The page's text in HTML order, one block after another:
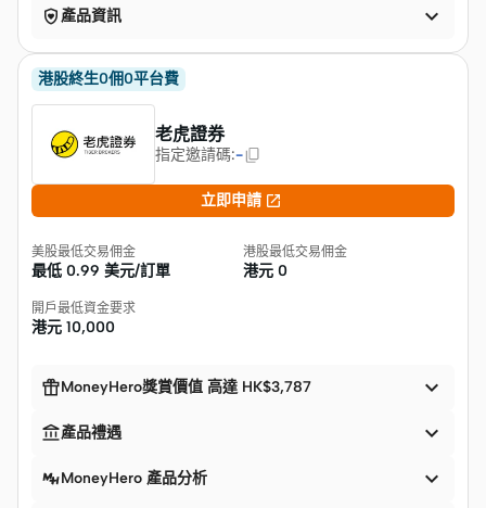
 產品資訊 
港股終生0佣0平台費
老虎證券
指定邀請碼:-
立即申請 
美股最低交易佣金
最低 0.99 美元/訂單
港股最低交易佣金
港元 0
開戶最低資金要求
港元 10,000
MoneyHero獎賞價值 高達 HK$3,787 
產品禮遇 
MoneyHero 產品分析 